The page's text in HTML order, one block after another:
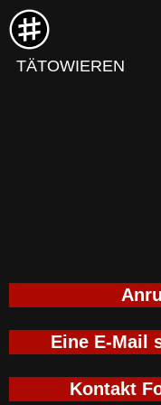
TÄTOWIEREN
Eine E-Mail
Kontakt